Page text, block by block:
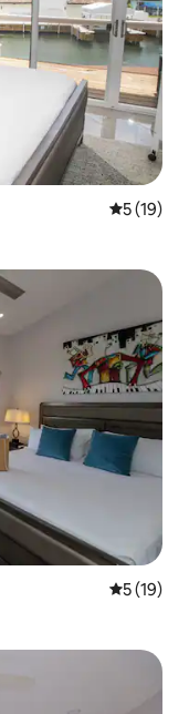
평점 5점
5 (19)
평점 5점
5 (19)